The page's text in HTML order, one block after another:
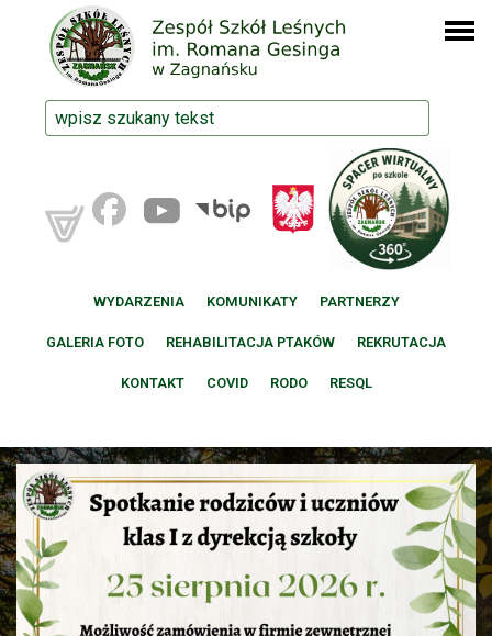
WYDARZENIA KOMUNIKATY PARTNERZY
GALERIA FOTO REHABILITACJA PTAKÓW REKRUTACJA
KONTAKT COVID RODO RESQL